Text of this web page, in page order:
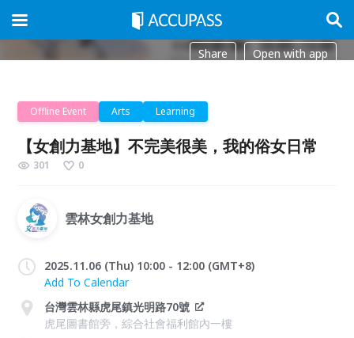
Share Open with app
Offline Event Arts Learning
【女創力基地】不完美很美，我的俗女日常
301 0
雲林女創力基地
2025.11.06 (Thu) 10:00 - 12:00 (GMT+8)
Add To Calendar
台灣雲林縣虎尾鎮光明路70號
虎尾圖書館旁，綜合社會福利館內一樓